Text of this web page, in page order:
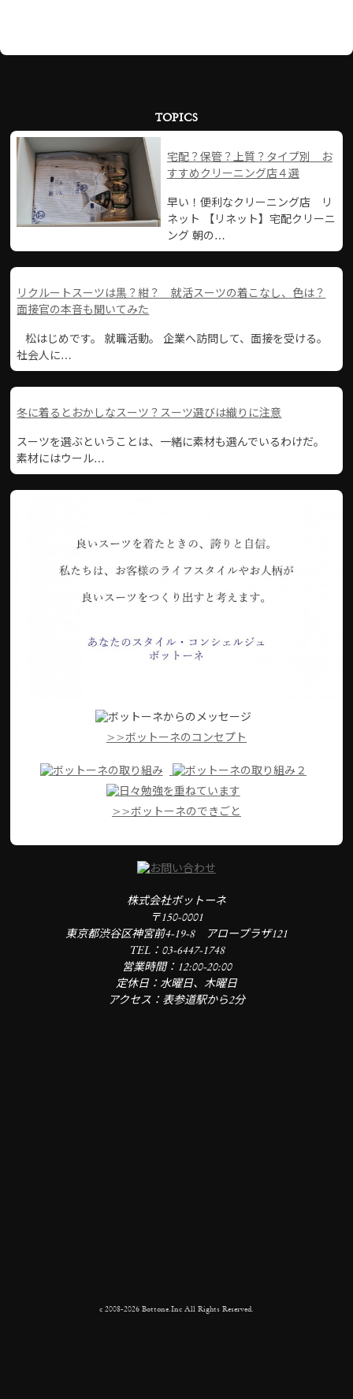
TOPICS
宅配？保管？上質？タイプ別 お
すすめクリーニング店４選
早い！便利なクリーニング店 リ
ネット 【リネット】宅配クリーニ
ング 朝の…
リクルートスーツは黒？紺？ 就活スーツの着こなし、色は？
面接官の本音も聞いてみた
松はじめです。 就職活動。 企業へ訪問して、面接を受ける。
社会人に…
冬に着るとおかしなスーツ？スーツ選びは織りに注意
スーツを選ぶということは、一緒に素材も選んでいるわけだ。
素材にはウール…
>>ボットーネのコンセプト
>>ボットーネのできごと
株式会社ボットーネ
〒150-0001
東京都渋谷区神宮前4-19-8 アロープラザ121
TEL：03-6447-1748
営業時間：12:00-20:00
定休日：水曜日、木曜日
アクセス：表参道駅から2分
c 2008-2026 Bottone.Inc All Rights Reserved.